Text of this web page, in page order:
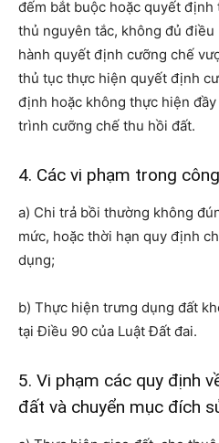
đếm bắt buộc hoặc quyết định
thủ nguyên tắc, không đủ
hành quyết định cưỡng chế
thủ tục thực hiện quyết định
định hoặc không thực hiện
trình cưỡng chế thu hồi đất.
4. Các vi phạm trong
a) Chi trả bồi thường không
mức, hoặc thời hạn quy định
dụng;
b) Thực hiện trưng dụng đất
tại Điều 90 của Luật Đất đai.
5. Vi phạm các quy định
đất và chuyển mục đích